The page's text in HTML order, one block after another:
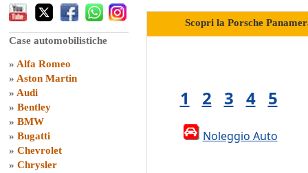
Case automobilistiche
» Alfa Romeo
» Aston Martin
» Audi
» Bentley
» BMW
» Bugatti
» Chevrolet
» Chrysler
Scopri la Porsche
1 2 3 4 5
Noleggio Auto